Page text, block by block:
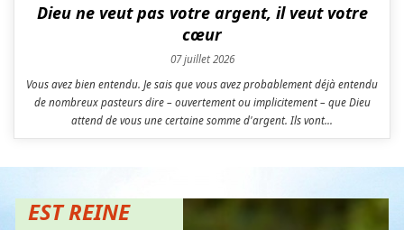
Dieu ne veut pas votre argent, il veut votre
cœur
07 juillet 2026
Vous avez bien entendu. Je sais que vous avez probablement déjà entendu
de nombreux pasteurs dire – ouvertement ou implicitement – ​​que Dieu
attend de vous une certaine somme d'argent. Ils vont...
EST REINE